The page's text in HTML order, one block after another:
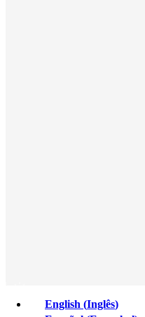
English (Inglês)
Fazer login